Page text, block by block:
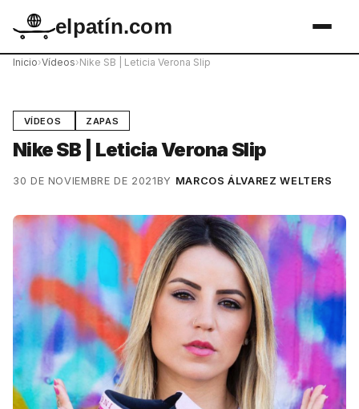
elpatín.com
Inicio›Vídeos›Nike SB | Leticia Verona Slip
VÍDEOS ZAPAS
Nike SB | Leticia Verona Slip
30 DE NOVIEMBRE DE 2021BY MARCOS ÁLVAREZ WELTERS